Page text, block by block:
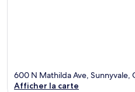
600 N Mathilda Ave, Sunnyvale,
Afficher la carte